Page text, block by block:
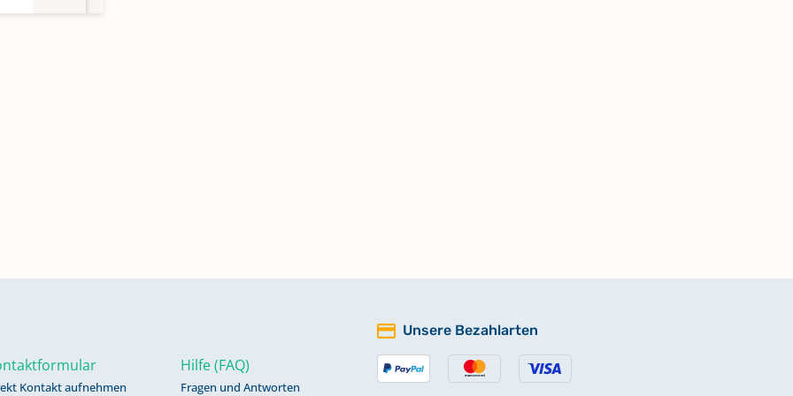
Kontakt aufnehmen
Hilfe (FAQ)
Fragen und Antworten
Unsere Bezahlarten